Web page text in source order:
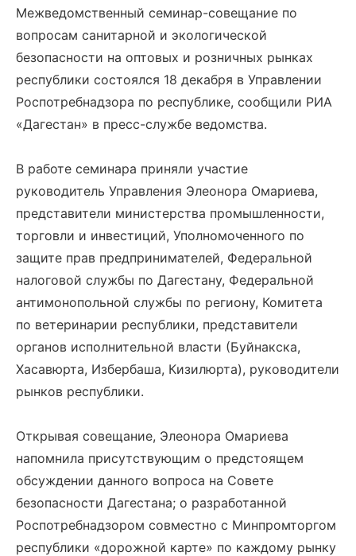
Межведомственный семинар-совещание по
вопросам санитарной и экологической
безопасности на оптовых и розничных рынках
республики состоялся 18 декабря в Управлении
Роспотребнадзора по республике, сообщили РИА
«Дагестан» в пресс-службе ведомства.
В работе семинара приняли участие
руководитель Управления Элеонора Омариева,
представители министерства промышленности,
торговли и инвестиций, Уполномоченного по
защите прав предпринимателей, Федеральной
налоговой службы по Дагестану, Федеральной
антимонопольной службы по региону, Комитета
по ветеринарии республики, представители
органов исполнительной власти (Буйнакска,
Хасавюрта, Избербаша, Кизилюрта), руководители
рынков республики.
Открывая совещание, Элеонора Омариева
напомнила присутствующим о предстоящем
обсуждении данного вопроса на Совете
безопасности Дагестана; о разработанной
Роспотребнадзором совместно с Минпромторгом
республики «дорожной карте» по каждому рынку